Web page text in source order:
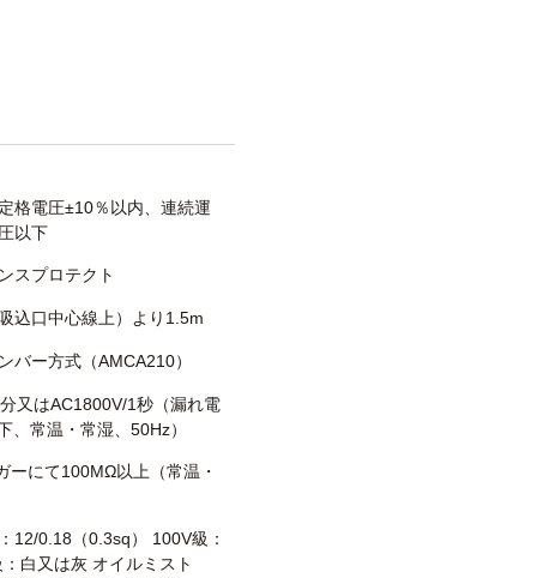
格電圧±10％以内、連続運
以下
スプロテクト
込口中心線上）より1.5m
バー方式（AMCA210）
又はAC1800V/1秒（漏れ電
、常温・常湿、50Hz）
ーにて100MΩ以上（常温・
12/0.18（0.3sq） 100V級：
白又は灰 オイルミスト